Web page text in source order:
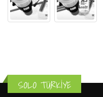
SOLO TÜRKİYE